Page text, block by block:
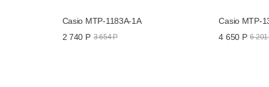
Casio MTP-1183A-1A
2 740 Р 3 654 Р
Casio MTP-
4 650 Р 6